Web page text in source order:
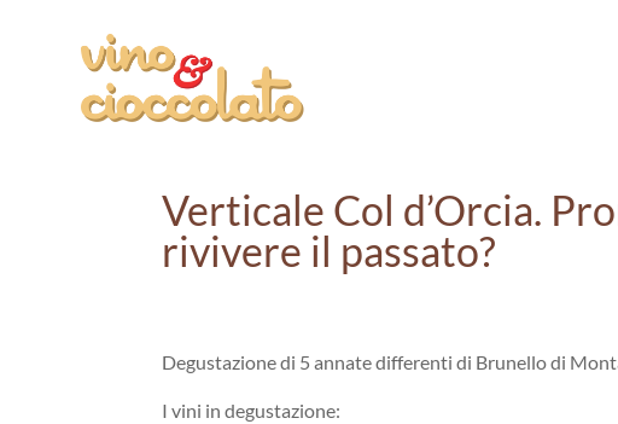
Verticale Col d’Orcia.
rivivere il passato?
Degustazione di 5 annate differenti di Brunello di
I vini indegustazione: